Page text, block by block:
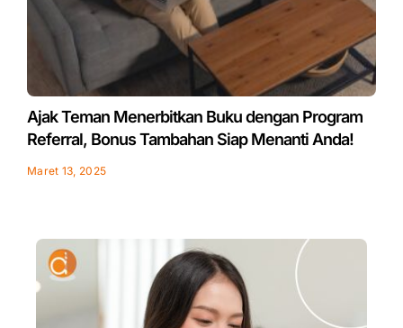
Ajak Teman Menerbitkan Buku dengan Program
Referral, Bonus Tambahan Siap Menanti Anda!
Maret 13, 2025